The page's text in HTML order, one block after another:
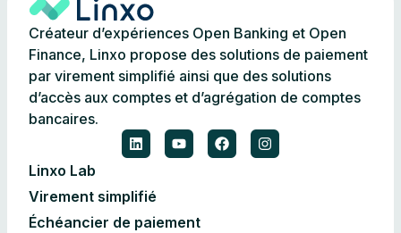
Créateur d’expériences Open Banking et Open
Finance, Linxo propose des solutions de paiement
par virement simplifié ainsi que des solutions
d’accès aux comptes et d’agrégation de comptes
bancaires.
Linxo Lab
Virement simplifié
Échéancier de paiement